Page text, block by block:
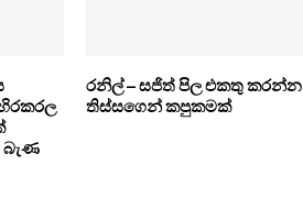
රනිල් – සජිත් පිල එකතු කරන්න
තිස්සගෙන් කපුකමක්